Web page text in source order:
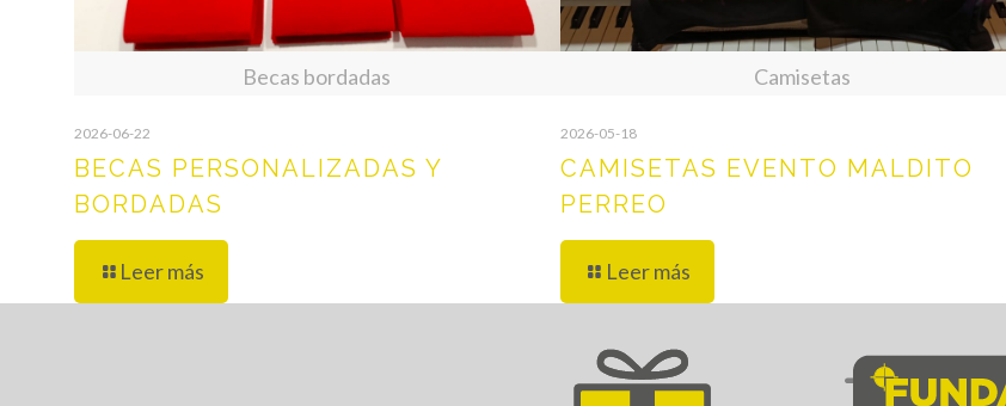
Becas bordadas
2026-06-22
BECAS PERSONALIZADAS Y
BORDADAS
Leer más
Camisetas
2026-05-18
CAMISETAS EVENTO MALDITO
PERREO
Leer más